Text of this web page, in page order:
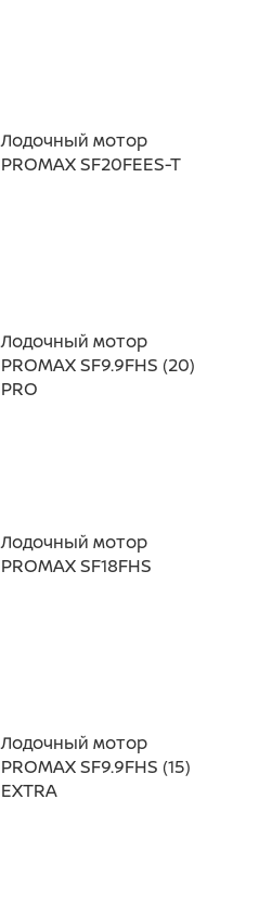
Лодочный мотор
PROMAX SF20FEES-T
Лодочный мотор
PROMAX SF9.9FHS (20)
PRO
Лодочный мотор
PROMAX SF18FHS
Лодочный мотор
PROMAX SF9.9FHS (15)
EXTRA